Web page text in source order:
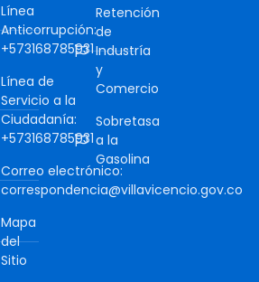
Línea
Anticorrupción:
+573168785931
Línea de
Servicio a la
Ciudadanía:
+573168785931
Correo electrónico:
correspondencia@villavicencio.gov.co
Mapa
del
Sitio
Retención
de
Industría
y
Comercio
Sobretasa
a la
Gasolina